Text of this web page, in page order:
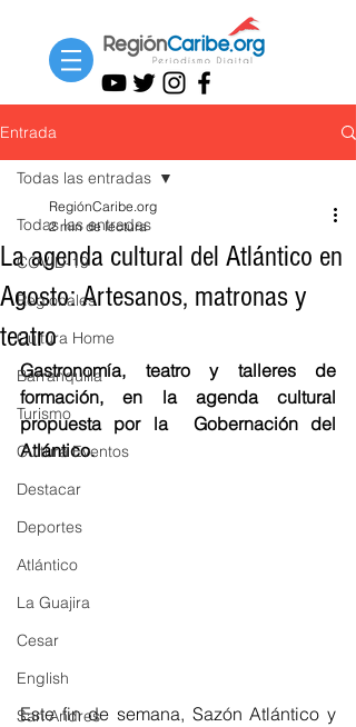
Entrada
Todas las entradas
COVID-19
Regionales
Cultura Home
Barranquilla
Turismo
Cultura Eventos
Destacar
Deportes
Atlántico
La Guajira
Cesar
English
San Andres
Todas las entradas
La agenda cultural del Atlántico en
Agosto: Artesanos, matronas y
teatro
RegiónCaribe.org
2 min de lectura
Gastronomía, teatro y talleres de
formación, en la agenda cultural
propuesta por la  Gobernación del
Atlántico.
Este fin de semana, Sazón Atlántico y